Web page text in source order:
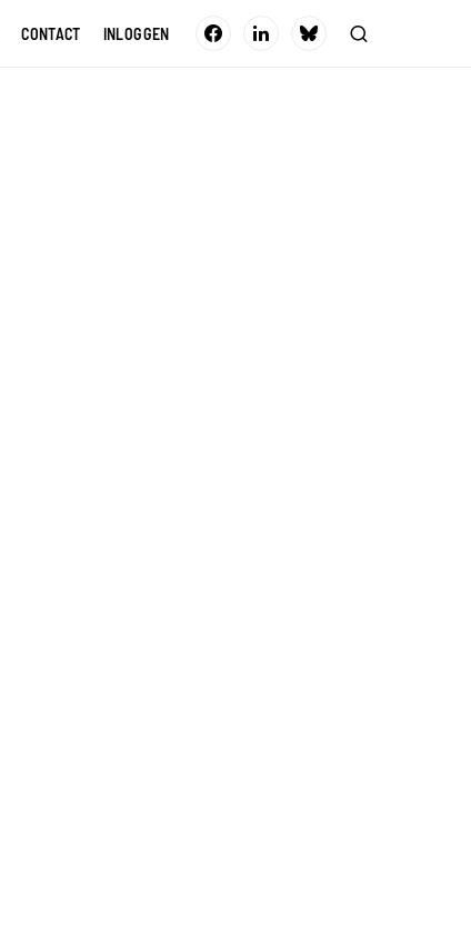
CONTACT INLOGGEN